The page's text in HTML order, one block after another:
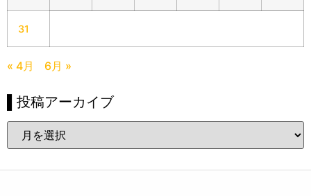
31
« 4月 6月 »
▌投稿アーカイブ